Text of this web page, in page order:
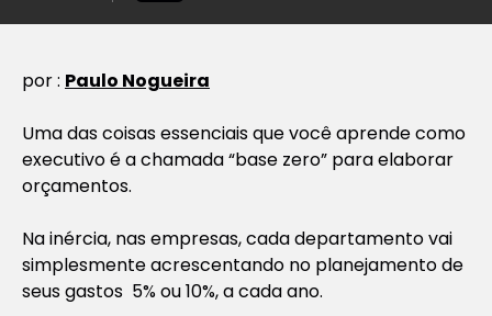
por : Paulo Nogueira
Uma das coisas essenciais que você aprende como
executivo é a chamada “base zero” para elaborar
orçamentos.
Na inércia, nas empresas, cada departamento vai
simplesmente acrescentando no planejamento de
seus gastos 5% ou 10%, a cada ano.